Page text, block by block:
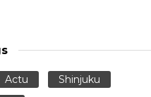
Actu
Shinjuku